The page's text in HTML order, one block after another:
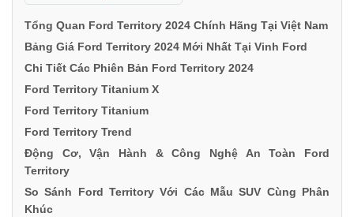
Tổng Quan Ford Territory 2024 Chính Hãng Tại Việt Nam
Bảng Giá Ford Territory 2024 Mới Nhất Tại Vinh Ford
Chi Tiết Các Phiên Bản Ford Territory 2024
Ford Territory Titanium X
Ford Territory Titanium
Ford Territory Trend
Động Cơ, Vận Hành & Công Nghệ An Toàn Ford
Territory
So Sánh Ford Territory Với Các Mẫu SUV Cùng Phân
Khúc